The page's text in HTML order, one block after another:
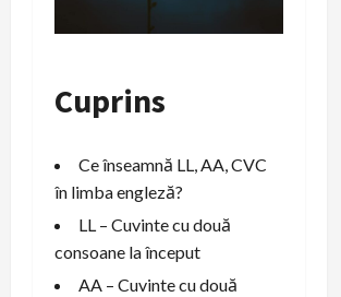
Cuprins
Ce înseamnă LL, AA, CVC
în limba engleză?
LL – Cuvinte cu două
consoane la început
AA – Cuvinte cu două